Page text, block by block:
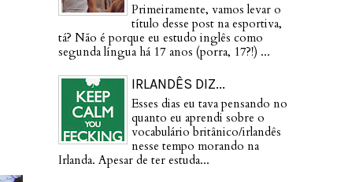
Primeiramente, vamos levar o
título desse post na esportiva,
tá? Não é porque eu estudo inglês como
segunda língua há 17 anos (porra, 17?!) ...
IRLANDÊS DIZ...
Esses dias eu tava pensando no
quanto eu aprendi sobre o
vocabulário britânico/irlandês
nesse tempo morando na
Irlanda. Apesar de ter estuda...